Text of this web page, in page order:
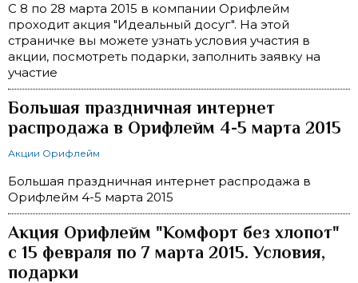
С 8 по 28 марта 2015 в компании Орифлейм
проходит акция "Идеальный досуг". На этой
страничке вы можете узнать условия участия в
акции, посмотреть подарки, заполнить заявку на
участие
Большая праздничная интернет
распродажа в Орифлейм 4-5 марта 2015
Акции Орифлейм
Большая праздничная интернет распродажа в
Орифлейм 4-5 марта 2015
Акция Орифлейм "Комфорт без хлопот"
с 15 февраля по 7 марта 2015. Условия,
подарки